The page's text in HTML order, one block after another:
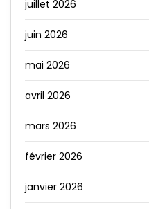
juillet 2026
juin 2026
mai 2026
avril 2026
mars 2026
février 2026
janvier 2026